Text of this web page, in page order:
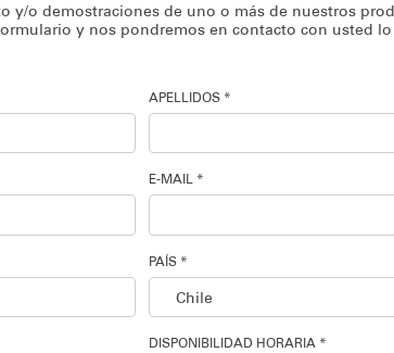
y/o demostraciones de uno o más de nuestros
y nos pondremos en contacto con usted
APELLIDOS *
E-MAIL *
PAÍS *
DISPONIBILIDAD HORARIA *